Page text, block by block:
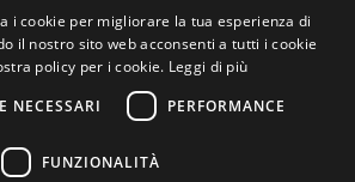
*
ITALIAN
i cookie per migliorare la tua esperienza di
il nostro sito web acconsenti a tutti i cookie
policy per i cookie. Leggi di più
NECESSARI
PERFORMANCE
FUNZIONALITÀ